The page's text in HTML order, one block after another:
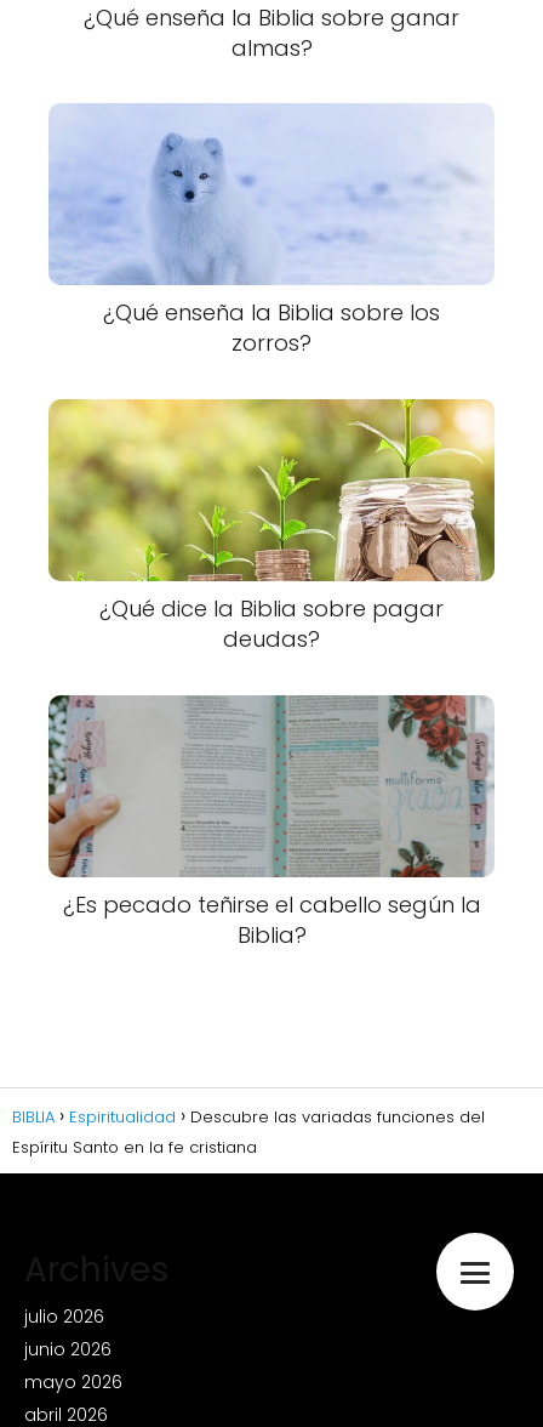
¿Qué enseña la Biblia sobre ganar
almas?
¿Qué enseña la Biblia sobre los
zorros?
¿Qué dice la Biblia sobre pagar
deudas?
¿Es pecado teñirse el cabello según la
Biblia?
BIBLIA Espiritualidad
Descubre las variadas funciones del
Espíritu Santo en la fe cristiana
Archives
julio 2026
junio 2026
mayo 2026
abril 2026